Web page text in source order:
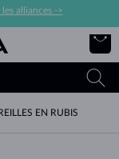
les alliances ->
EN RUBIS